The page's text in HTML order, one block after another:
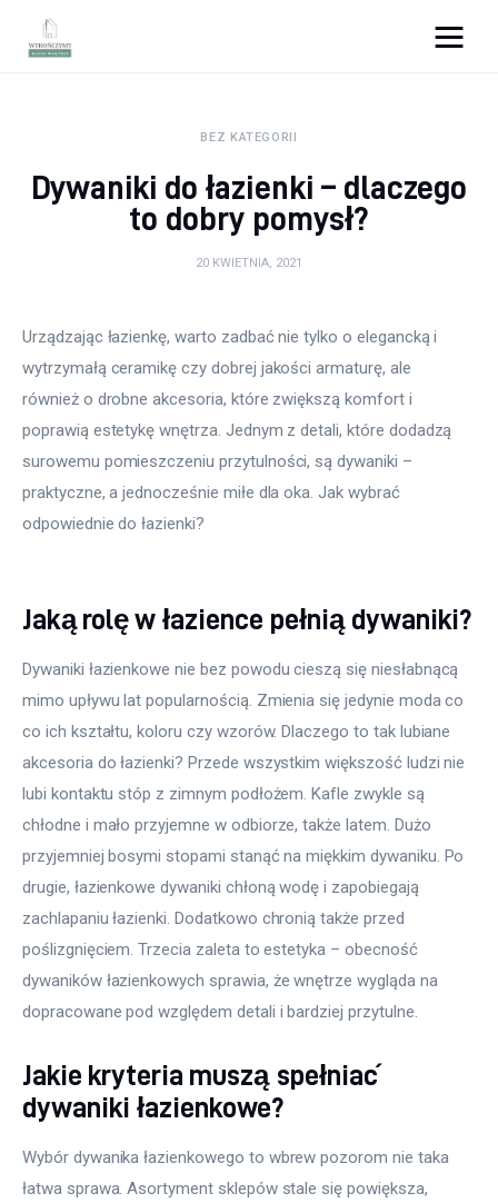
Remont
Salon
Sypialnia
BEZ KATEGORII
Dywaniki do łazienki – dlaczego
to dobry pomysł?
20 KWIETNIA, 2021
Urządzając łazienkę, warto zadbać nie tylko o elegancką i
wytrzymałą ceramikę czy dobrej jakości armaturę, ale
również o drobne akcesoria, które zwiększą komfort i
poprawią estetykę wnętrza. Jednym z detali, które dodadzą
surowemu pomieszczeniu przytulności, są dywaniki –
praktyczne, a jednocześnie miłe dla oka. Jak wybrać
odpowiednie do łazienki?
Jaką rolę w łazience pełnią dywaniki?
Dywaniki łazienkowe nie bez powodu cieszą się niesłabnącą
mimo upływu lat popularnością. Zmienia się jedynie moda co
co ich kształtu, koloru czy wzorów. Dlaczego to tak lubiane
akcesoria do łazienki? Przede wszystkim większość ludzi nie
lubi kontaktu stóp z zimnym podłożem. Kafle zwykle są
chłodne i mało przyjemne w odbiorze, także latem. Dużo
przyjemniej bosymi stopami stanąć na miękkim dywaniku. Po
drugie, łazienkowe dywaniki chłoną wodę i zapobiegają
zachlapaniu łazienki. Dodatkowo chronią także przed
poślizgnięciem. Trzecia zaleta to estetyka – obecność
dywaników łazienkowych sprawia, że wnętrze wygląda na
dopracowane pod względem detali i bardziej przytulne.
Jakie kryteria muszą spełniać
dywaniki łazienkowe?
Wybór dywanika łazienkowego to wbrew pozorom nie taka
łatwa sprawa. Asortyment sklepów stale się powiększa,